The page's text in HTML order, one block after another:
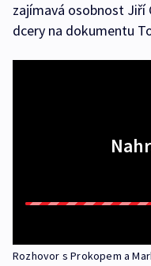
zajímavá osobnost Jiří
dcery na dokumentu
Rozhovor s Prokopem a